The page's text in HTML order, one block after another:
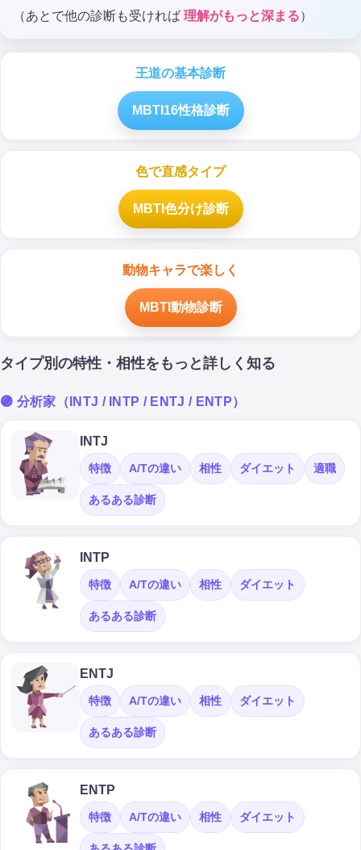
（あとで他の診断も受ければ 理解がもっと深まる）
王道の基本診断
MBTI16性格診断
色で直感タイプ
MBTI色分け診断
動物キャラで楽しく
MBTI動物診断
タイプ別の特性・相性をもっと詳しく知る
🟣 分析家（INTJ / INTP / ENTJ / ENTP）
INTJ
特徴 A/Tの違い 相性 ダイエット 適職
あるある診断
INTP
特徴 A/Tの違い 相性 ダイエット
あるある診断
ENTJ
特徴 A/Tの違い 相性 ダイエット
あるある診断
ENTP
特徴 A/Tの違い 相性 ダイエット